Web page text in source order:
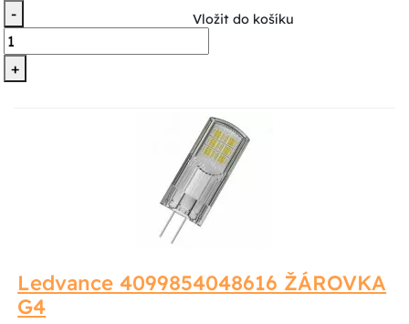
-
+
Vložit do košíku
Ledvance 4099854048616 ŽÁROVKA
G4